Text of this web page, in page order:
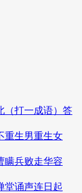
（打一成语）答
重生男重生女
瞒兵败走华容
堂诵声连日起